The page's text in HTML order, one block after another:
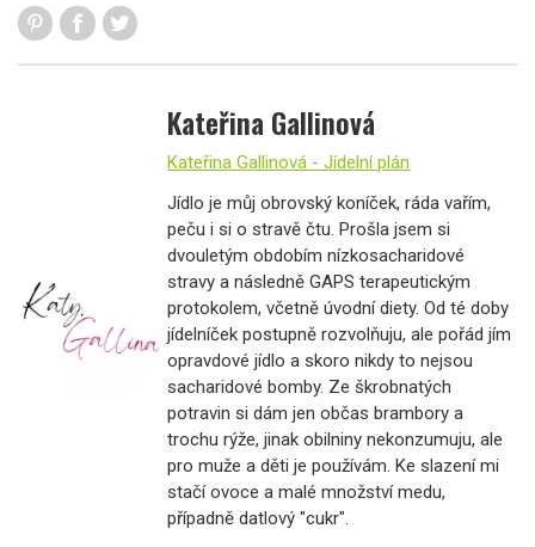
Kateřina Gallinová
Kateřina Gallinová - Jídelní plán
Jídlo je můj obrovský koníček, ráda vařím,
peču i si o stravě čtu. Prošla jsem si
dvouletým obdobím nízkosacharidové
stravy a následně GAPS terapeutickým
protokolem, včetně úvodní diety. Od té doby
jídelníček postupně rozvolňuju, ale pořád jím
opravdové jídlo a skoro nikdy to nejsou
sacharidové bomby. Ze škrobnatých
potravin si dám jen občas brambory a
trochu rýže, jinak obilniny nekonzumuju, ale
pro muže a děti je používám. Ke slazení mi
stačí ovoce a malé množství medu,
případně datlový "cukr".